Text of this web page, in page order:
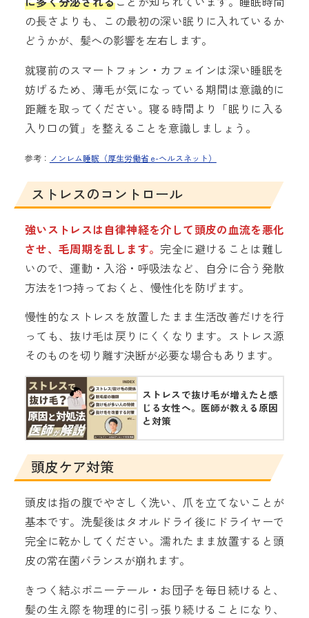
の長さよりも、この最初の深い眠りに入れているか
どうかが、髪への影響を左右します。
就寝前のスマートフォン・カフェインは深い睡眠を
妨げるため、薄毛が気になっている期間は意識的に
距離を取ってください。寝る時間より「眠りに入る
入り口の質」を整えることを意識しましょう。
参考： ノンレム睡眠（厚生労働省 e-ヘルスネット）
ストレスのコントロール
強いストレスは自律神経を介して頭皮の血流を悪化
させ、毛周期を乱します。 完全に避けることは難し
いので、運動・入浴・呼吸法など、自分に合う発散
方法を1つ持っておくと、慢性化を防げます。
慢性的なストレスを放置したまま生活改善だけを行
っても、抜け毛は戻りにくくなります。ストレス源
そのものを切り離す決断が必要な場合もあります。
ストレスで抜け毛が増えたと感
じる女性へ。医師が教える原因
と対策
頭皮ケア対策
頭皮は指の腹でやさしく洗い、爪を立てないことが
基本です。洗髪後はタオルドライ後にドライヤーで
完全に乾かしてください。濡れたまま放置すると頭
皮の常在菌バランスが崩れます。
きつく結ぶポニーテール・お団子を毎日続けると、
髪の生え際を物理的に引っ張り続けることになり、